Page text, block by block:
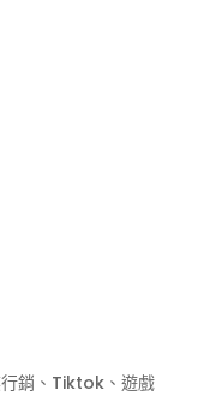
銷、Tiktok、遊戲